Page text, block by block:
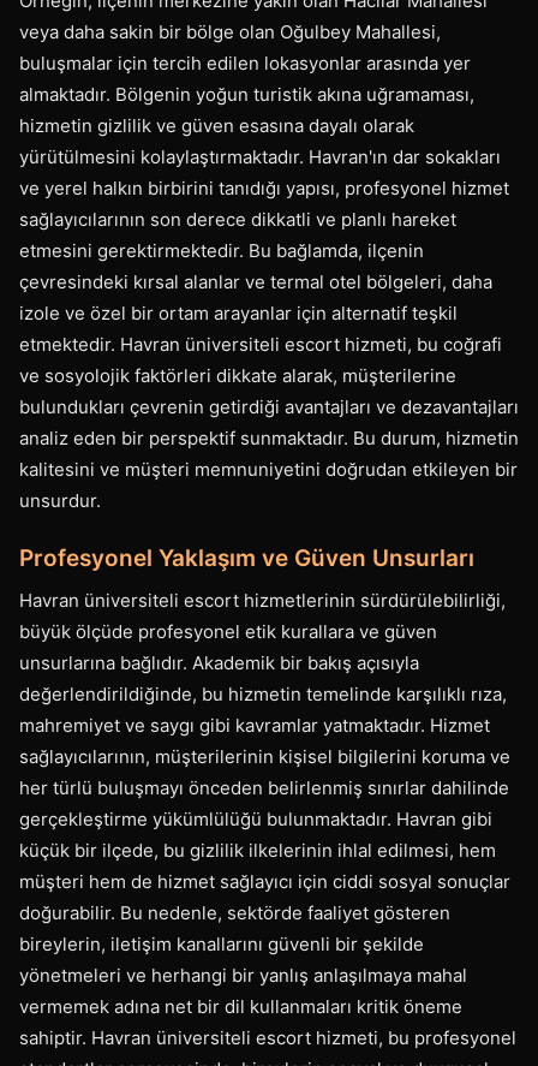
veya daha sakin bir bölge olan Oğulbey Mahallesi,
buluşmalar için tercih edilen lokasyonlar arasında yer
almaktadır. Bölgenin yoğun turistik akına uğramaması,
hizmetin gizlilik ve güven esasına dayalı olarak
yürütülmesini kolaylaştırmaktadır. Havran'ın dar sokakları
ve yerel halkın birbirini tanıdığı yapısı, profesyonel hizmet
sağlayıcılarının son derece dikkatli ve planlı hareket
etmesini gerektirmektedir. Bu bağlamda, ilçenin
çevresindeki kırsal alanlar ve termal otel bölgeleri, daha
izole ve özel bir ortam arayanlar için alternatif teşkil
etmektedir. Havran üniversiteli escort hizmeti, bu coğrafi
ve sosyolojik faktörleri dikkate alarak, müşterilerine
bulundukları çevrenin getirdiği avantajları ve dezavantajları
analiz eden bir perspektif sunmaktadır. Bu durum, hizmetin
kalitesini ve müşteri memnuniyetini doğrudan etkileyen bir
unsurdur.
Profesyonel Yaklaşım ve Güven Unsurları
Havran üniversiteli escort hizmetlerinin sürdürülebilirliği,
büyük ölçüde profesyonel etik kurallara ve güven
unsurlarına bağlıdır. Akademik bir bakış açısıyla
değerlendirildiğinde, bu hizmetin temelinde karşılıklı rıza,
mahremiyet ve saygı gibi kavramlar yatmaktadır. Hizmet
sağlayıcılarının, müşterilerinin kişisel bilgilerini koruma ve
her türlü buluşmayı önceden belirlenmiş sınırlar dahilinde
gerçekleştirme yükümlülüğü bulunmaktadır. Havran gibi
küçük bir ilçede, bu gizlilik ilkelerinin ihlal edilmesi, hem
müşteri hem de hizmet sağlayıcı için ciddi sosyal sonuçlar
doğurabilir. Bu nedenle, sektörde faaliyet gösteren
bireylerin, iletişim kanallarını güvenli bir şekilde
yönetmeleri ve herhangi bir yanlış anlaşılmaya mahal
vermemek adına net bir dil kullanmaları kritik öneme
sahiptir. Havran üniversiteli escort hizmeti, bu profesyonel